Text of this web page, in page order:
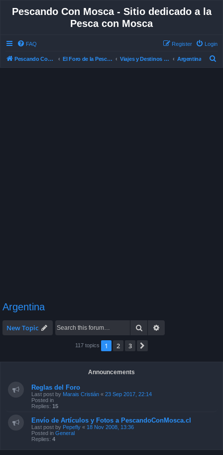
Pescando Con Mosca - Sitio dedicado a la
Pesca con Mosca
FAQ Login
Register
Pescando Con Mosca El Foro de la Pesca con Mosca en Chile Viajes y Destinos de Pesca Argentina
Argentina
New Topic Search
117 topics 1 2 3
Announcements
Reglas del Foro
Last post by Marais Cristián « 23 Sep 2017, 22:14
Posted in
Replies: 15
Envío de Artículos y Fotos a PescandoConMosca.cl
Last post by Pepefly « 18 Nov 2008, 13:36
Posted in General
Replies: 4